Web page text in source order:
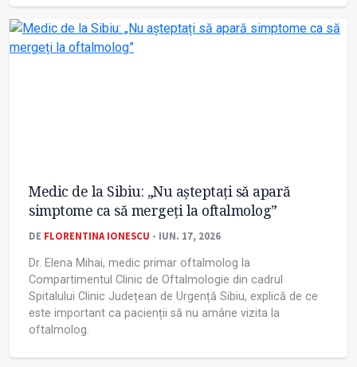
Medic de la Sibiu: „Nu așteptați să apară
simptome ca să mergeți la oftalmolog”
DE FLORENTINA IONESCU - IUN. 17, 2026
Dr. Elena Mihai, medic primar oftalmolog la
Compartimentul Clinic de Oftalmologie din cadrul
Spitalului Clinic Județean de Urgență Sibiu, explică de ce
este important ca pacienții să nu amâne vizita la
oftalmolog.